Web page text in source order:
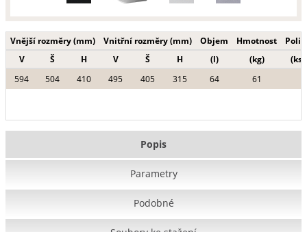
Vnější rozměry (mm) Vnitřní rozměry (mm) Objem Hmotnost
V
Š H V Š H (l) (kg)
(ks)
594
504 410 495 405 315 64 61
Popis
Parametry
Podobné